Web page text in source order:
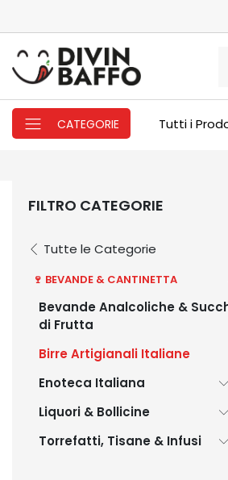
CATEGORIE Tutti i
FILTRO CATEGORIE
Tutte le Categorie
🍷 BEVANDE & CANTINETTA
Bevande Analcoliche &
di Frutta
Birre Artigianali Italiane
Enoteca Italiana
Liquori & Bollicine
Torrefatti, Tisane & Infusi